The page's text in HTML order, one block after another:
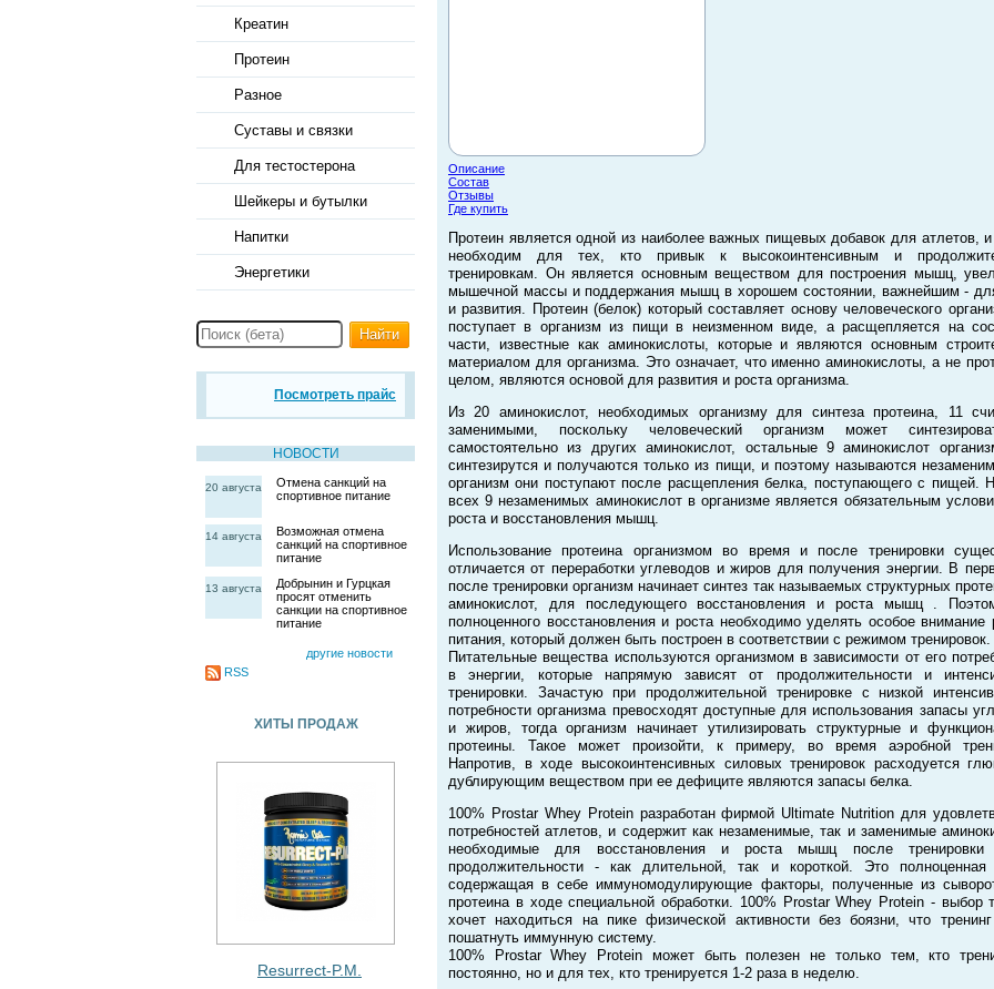
Креатин
Протеин
Разное
Суставы и связки
Для тестостерона
Шейкеры и бутылки
Напитки
Энергетики
Найти
Посмотреть прайс
НОВОСТИ
20 августа
Отмена санкций на
спортивное питание
14 августа
Возможная отмена
санкций на спортивное
питание
13 августа
Добрынин и Гурцкая
просят отменить
санкции на спортивное
питание
другие новости
RSS
ХИТЫ ПРОДАЖ
Resurrect-P.M.
Описание
Состав
Отзывы
Где купить
Протеин является одной из наиболее важных пищевых добавок для атлетов, и
необходим для тех, кто привык к высокоинтенсивным и
тренировкам. Он является основным веществом для построения мышц,
мышечной массы и поддержания мышц в хорошем состоянии, важнейшим -
и развития. Протеин (белок) который составляет основу человеческого
поступает в организм из пищи в неизменном виде, а расщепляется на
части, известные как аминокислоты, которые и являются основным
материалом для организма. Это означает, что именно аминокислоты, а не
целом, являются основой для развития и роста организма.
Из 20 аминокислот, необходимых организму для синтеза протеина, 11
заменимыми, поскольку человеческий организм может
самостоятельно из других аминокислот, остальные 9 аминокислот
синтезирутся и получаются только из пищи, и поэтому называются
организм они поступают после расщепления белка, поступающего с пищей.
всех 9 незаменимых аминокислот в организме является обязательным
роста и восстановления мышц.
Использование протеина организмом во время и после тренировки
отличается от переработки углеводов и жиров для получения энергии. В
после тренировки организм начинает синтез так называемых структурных
аминокислот, для последующего восстановления и роста мышц .
полноценного восстановления и роста необходимо уделять особое внимание
питания, который должен быть построен в соответствии с режимом тренировок.
Питательные вещества используются организмом в зависимости от его
в энергии, которые напрямую зависят от продолжительности и
тренировки. Зачастую при продолжительной тренировке с низкой
потребности организма превосходят доступные для использования запасы
и жиров, тогда организм начинает утилизировать структурные и
протеины. Такое может произойти, к примеру, во время аэробной
Напротив, в ходе высокоинтенсивных силовых тренировок расходуется
дублирующим веществом при ее дефиците являются запасы белка.
100% Prostar Whey Protein разработан фирмой Ultimate Nutrition для
потребностей атлетов, и содержит как незаменимые, так и заменимые
необходимые для восстановления и роста мышц после тренировки
продолжительности - как длительной, так и короткой. Это полноценная
содержащая в себе иммуномодулирующие факторы, полученные из
протеина в ходе специальной обработки. 100% Prostar Whey Protein - выбор
хочет находиться на пике физической активности без боязни, что
пошатнуть иммунную систему.
100% Prostar Whey Protein может быть полезен не только тем, кто
постоянно, но и для тех, кто тренируется 1-2 раза в неделю.